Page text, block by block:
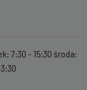
7:30 - 15:30 środa: